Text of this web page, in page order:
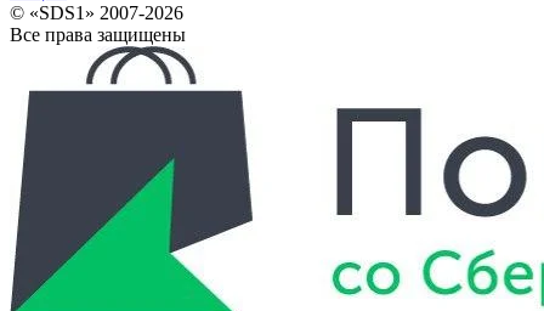
© «SDS1» 2007-2026
Все права защищены